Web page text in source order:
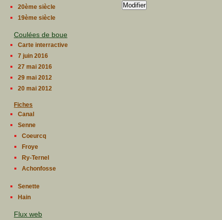
20ème siècle
19ème siècle
Coulées de boue
Carte interractive
7 juin 2016
27 mai 2016
29 mai 2012
20 mai 2012
Fiches
Canal
Senne
Coeurcq
Froye
Ry-Ternel
Achonfosse
Senette
Hain
Flux web
Modifier